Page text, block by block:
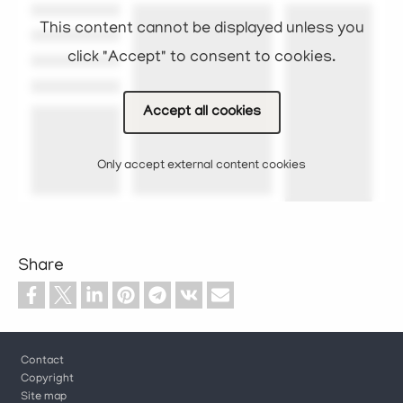
This content cannot be displayed unless you
click "Accept" to consent to cookies.
Accept all cookies
Only accept external content cookies
Share
Footer
Contact
Copyright
Site map